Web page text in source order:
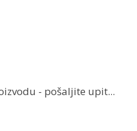
- pošaljite upit...